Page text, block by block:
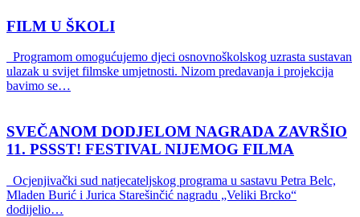
FILM U ŠKOLI
Programom omogućujemo djeci osnovnoškolskog uzrasta sustavan
ulazak u svijet filmske umjetnosti. Nizom predavanja i projekcija
bavimo se…
SVEČANOM DODJELOM NAGRADA ZAVRŠIO
11. PSSST! FESTIVAL NIJEMOG FILMA
Ocjenjivački sud natjecateljskog programa u sastavu Petra Belc,
Mladen Burić i Jurica Starešinčić nagradu „Veliki Brcko“
dodijelio…